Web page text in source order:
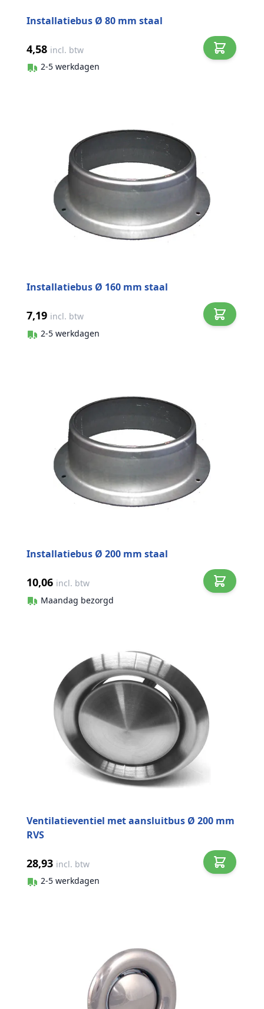
Installatiebus Ø 80 mm staal
4,58 incl. btw
2-5 werkdagen
Installatiebus Ø 160 mm staal
7,19 incl. btw
2-5 werkdagen
Installatiebus Ø 200 mm staal
10,06 incl. btw
Maandag bezorgd
Ventilatieventiel met aansluitbus Ø 200 mm
RVS
28,93 incl. btw
2-5 werkdagen